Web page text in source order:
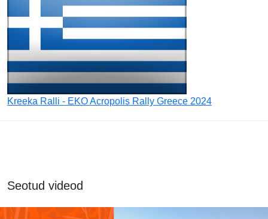
Kreeka Ralli - EKO Acropolis Rally Greece 2024
Seotud videod